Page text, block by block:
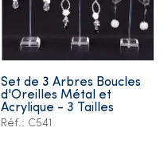
Set de 3 Arbres Boucles
d'Oreilles Métal et
Acrylique - 3 Tailles
Réf.: C541